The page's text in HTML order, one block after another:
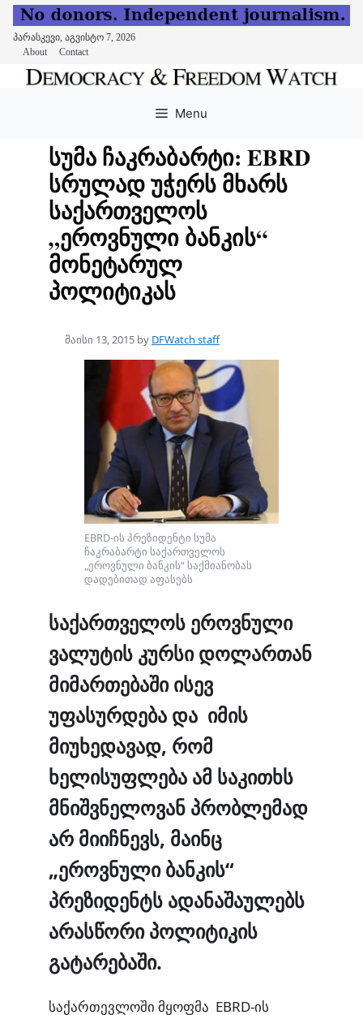
პარასკევი, აგვისტო 7, 2026
About
Contact
Menu
სუმა ჩაკრაბარტი: EBRD
სრულად უჭერს მხარს
საქართველოს
„ეროვნული ბანკის“
მონეტარულ
პოლიტიკას
მაისი 13, 2015 by DFWatch staff
EBRD-ის პრეზიდენტი სუმა
ჩაკრაბარტი საქართველოს
„ეროვნული ბანკის“ საქმიანობას
დადებითად აფასებს
საქართველოს ეროვნული
ვალუტის კურსი დოლართან
მიმართებაში ისევ
უფასურდება და იმის
მიუხედავად, რომ
ხელისუფლება ამ საკითხს
მნიშვნელოვან პრობლემად
არ მიიჩნევს, მაინც
„ეროვნული ბანკის“
პრეზიდენტს ადანაშაულებს
არასწორი პოლიტიკის
გატარებაში.
საქართევლოში მყოფმა EBRD-ის